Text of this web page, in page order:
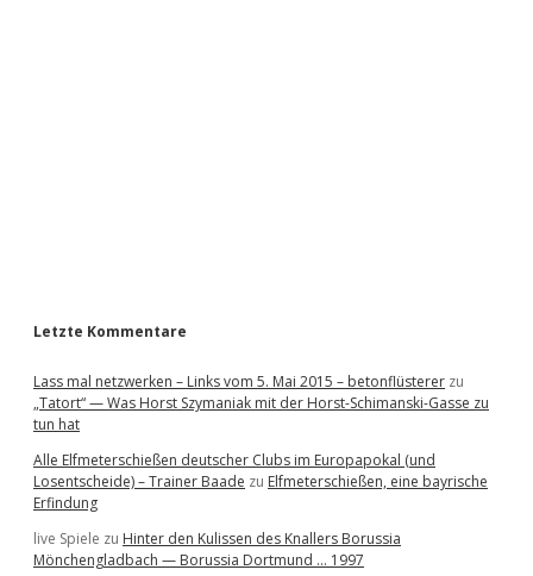
Letzte Kommentare
Lass mal netzwerken – Links vom 5. Mai 2015 – betonflüsterer zu
„Tatort“ — Was Horst Szymaniak mit der Horst-Schimanski-Gasse zu
tun hat
Alle Elfmeterschießen deutscher Clubs im Europapokal (und
Losentscheide) – Trainer Baade zu Elfmeterschießen, eine bayrische
Erfindung
live Spiele zu Hinter den Kulissen des Knallers Borussia
Mönchengladbach — Borussia Dortmund … 1997